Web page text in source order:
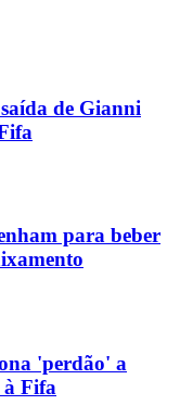
de Gianni
para beber
'perdão' a
Fifa